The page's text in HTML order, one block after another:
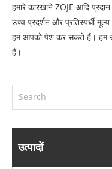
हमारे कारखाने ZOJE आदि
उच्च प्रदर्शन और प्रतिस्पर्धी
हम आपको पेश कर सकते हैं। हम
हैं।
उत्पादों